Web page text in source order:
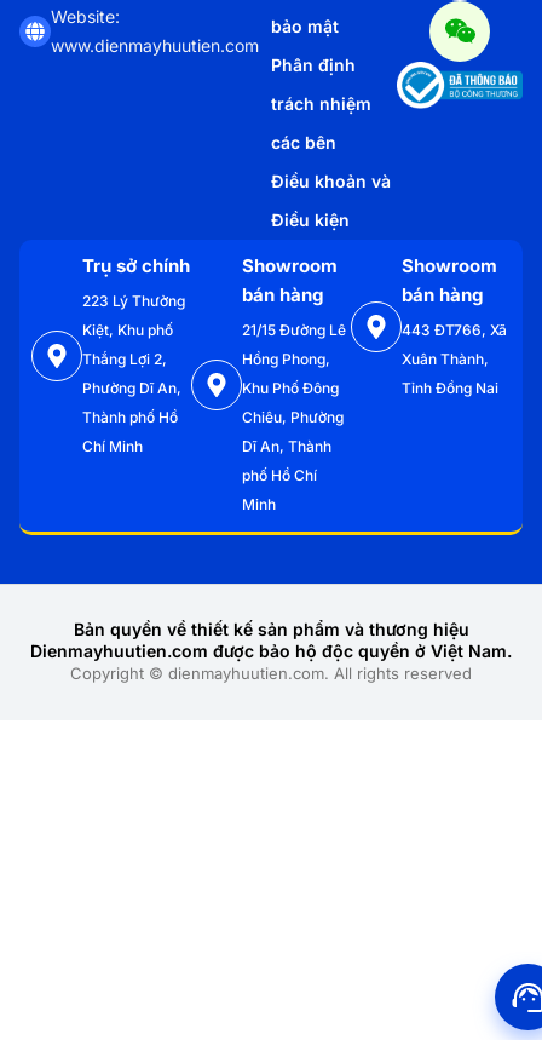
Website:
www.dienmayhuutien.com
bảo mật
Phân định
trách nhiệm
các bên
Điều khoản và
Điều kiện
Trụ sở chính
223 Lý Thường
Kiệt, Khu phố
Thắng Lợi 2,
Phường Dĩ An,
Thành phố Hồ
Chí Minh
Showroom
bán hàng
21/15 Đường Lê
Hồng Phong,
Khu Phố Đông
Chiêu, Phường
Dĩ An, Thành
phố Hồ Chí
Minh
Showroom
bán hàng
443 ĐT766, Xã
Xuân Thành,
Tỉnh Đồng Nai
Copyright © dienmayhuutien.com. All rights reserved
Bản quyền về thiết kế sản phẩm và thương hiệu
Dienmayhuutien.com được bảo hộ độc quyền ở Việt Nam.